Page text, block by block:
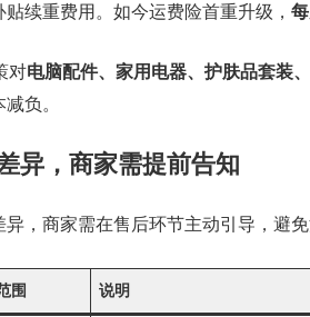
续重费用。如今运费险首重升级，
对电脑配件、家用电器、护肤品套装
负。
异，商家需提前告知
，商家需在售后环节主动引导，避免
围 说明